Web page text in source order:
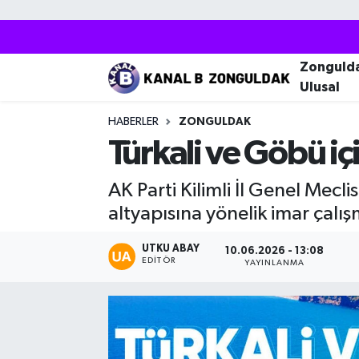
Ulusal
HABERLER ZONGULDAK
Türkali ve Göbü
AK Parti Kilimli İl Genel
altyapısına yönelik imar
UTKU ABAY
EDITÖR
10.06.2026 - 13:08
YAYINLANMA
Zonguldak Nöbetçi Eczaneler
Zonguldak Trafik Yoğunluk Haritası
Puan Durumu ve Fikstür
Tüm Manşetler
Son Dakika Haberleri
Haber Arşivi